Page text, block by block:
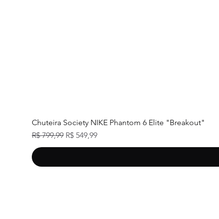
Chuteira Society NIKE Phantom 6 Elite "Breakout"
Preço normal
R$ 799,99 Preço promocional
R$ 549,99